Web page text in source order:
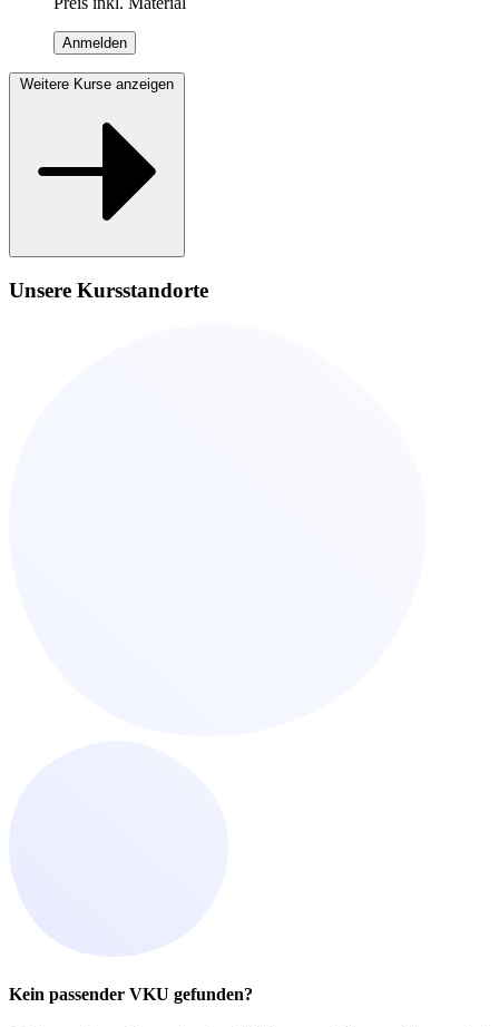
Anmelden
Weitere Kurse anzeigen
Unsere Kursstandorte
Kein passender VKU gefunden?